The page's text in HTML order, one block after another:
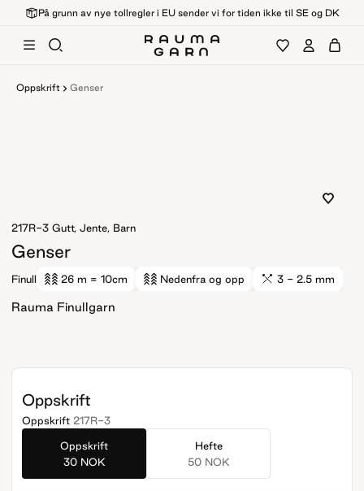
På grunn av nye tollregler i EU sender vi for tiden ikke til SE og DK
Oppskrift Genser
217R-3 Gutt, Jente, Barn
Genser
Finull 26 m = 10cm Nedenfra og opp 3 - 2.5 mm
Rauma Finullgarn
Oppskrift
Oppskrift 217R-3
Oppskrift
30 NOK
Hefte
50 NOK